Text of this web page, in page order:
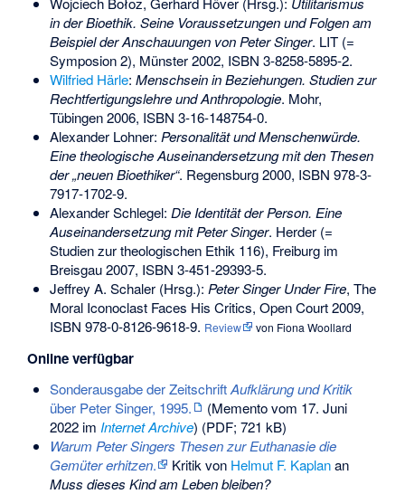
in der Bioethik. Seine Voraussetzungen und Folgen am
Beispiel der Anschauungen von Peter Singer. LIT (=
Symposion 2), Münster 2002, ISBN 3-8258-5895-2.
Wilfried Härle: Menschsein in Beziehungen. Studien zur
Rechtfertigungslehre und Anthropologie. Mohr,
Tübingen 2006, ISBN 3-16-148754-0.
Alexander Lohner: Personalität und Menschenwürde.
Eine theologische Auseinandersetzung mit den Thesen
der „neuen Bioethiker“. Regensburg 2000, ISBN 978-3-
7917-1702-9.
Alexander Schlegel: Die Identität der Person. Eine
Auseinandersetzung mit Peter Singer. Herder (=
Studien zur theologischen Ethik 116), Freiburg im
Breisgau 2007, ISBN 3-451-29393-5.
Jeffrey A. Schaler (Hrsg.): Peter Singer Under Fire, The
Moral Iconoclast Faces His Critics, Open Court 2009,
ISBN 978-0-8126-9618-9. Review von Fiona Woollard
Online verfügbar
Sonderausgabe der ZeitschriftAufklärung und Kritik
über Peter Singer, 1995.
(Mementovom 17. Juni
2022 im Internet Archive) (PDF; 721 kB)
Warum Peter Singers Thesen zur Euthanasie die
Gemüter erhitzen. Kritik von Helmut F. Kaplanan
Muss dieses Kind am Leben bleiben?